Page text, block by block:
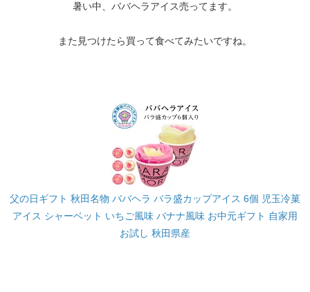
暑い中、ババヘラアイス売ってます。
また見つけたら買って食べてみたいですね。
父の日ギフト 秋田名物 ババヘラ バラ盛カップアイス 6個 児玉冷菓
アイス シャーベット いちご風味 バナナ風味 お中元ギフト 自家用
お試し 秋田県産